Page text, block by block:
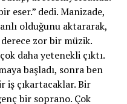
eser.” dedi. Manizade,
olduğunu aktararak,
zor bir müzik.
daha yetenekli çıktı.
başladı, sonra ben
iş çıkartacaklar. Bir
bir soprano. Çok